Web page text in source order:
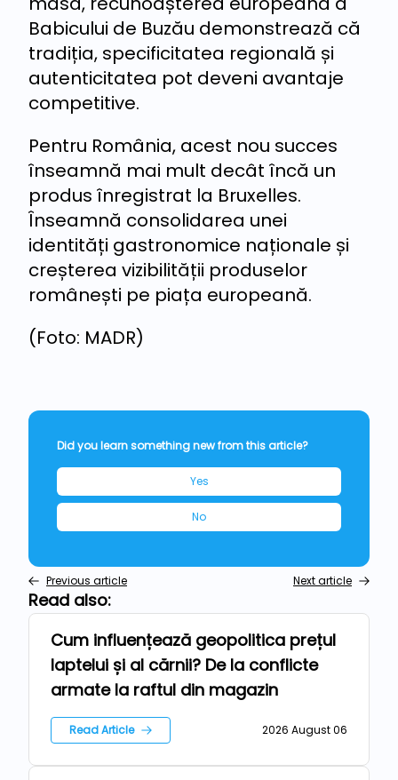
Babicului de Buzău demonstrează că
tradiția, specificitatea regională și
autenticitatea pot deveni avantaje
competitive.
Pentru România, acest nou succes
înseamnă mai mult decât încă un
produs înregistrat la Bruxelles.
Înseamnă consolidarea unei
identități gastronomice naționale și
creșterea vizibilității produselor
românești pe piața europeană.
(Foto: MADR)
Did you learn something new from this article?
Yes
No
Previous article Next article
Read also:
News
Cum influențează geopolitica prețul
laptelui și al cărnii? De la conflicte
armate la raftul din magazin
Read Article 2026 August 06